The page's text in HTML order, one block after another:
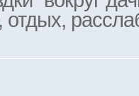
отдых,